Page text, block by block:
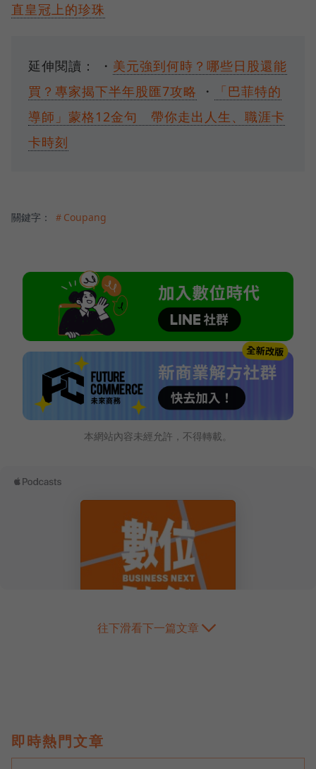
直皇冠上的珍珠
延伸閱讀： ・ 美元強到何時？哪些日股還能
買？專家揭下半年股匯7攻略 ・
「巴菲特的
導師」蒙格12金句 帶你走出人生、職涯卡
卡時刻
關鍵字： ＃Coupang
本網站內容未經允許，不得轉載。
往下滑看下一篇文章
即時熱門文章